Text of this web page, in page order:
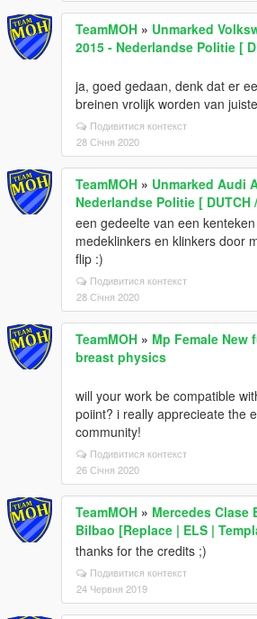
TeamMOH » Unmarked
2015 - Nederlandse Politie [
ja, goed gedaan, denk dat er
breinen vrolijk worden van
Подивитися контекст
28 Січня 2020
TeamMOH » Unmarked Audi
Nederlandse Politie [ DUTCH
een gedeelte van een
medeklinkers en klinkers door
flip :)
Подивитися контекст
28 Січня 2020
TeamMOH » Mp Female
breast physics
will your work be compatible
poiint? i really apprecieate the
community!
Подивитися контекст
26 Січня 2020
TeamMOH » Mercedes Clase
Bilbao [Replace | ELS |
thanks for the credits ;)
Подивитися контекст
24 Червня 2019